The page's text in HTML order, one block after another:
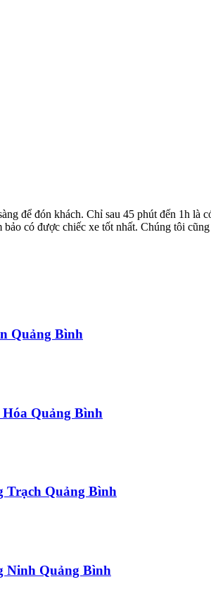
để đón khách. Chỉ sau 45 phút đến 1h
có được chiếc xe tốt nhất. Chúng tôi
Quảng Bình
Quảng Bình
Trạch Quảng Bình
Ninh Quảng Bình